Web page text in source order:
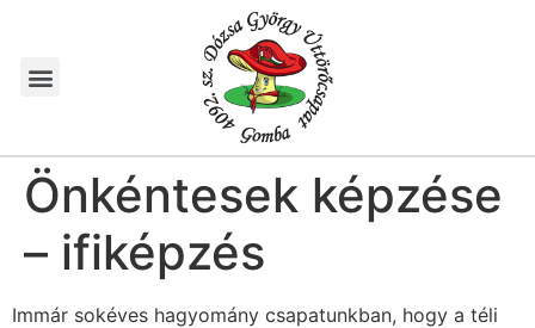
Önkéntesek képzése
– ifiképzés
Immár sokéves hagyomány csapatunkban, hogy a téli